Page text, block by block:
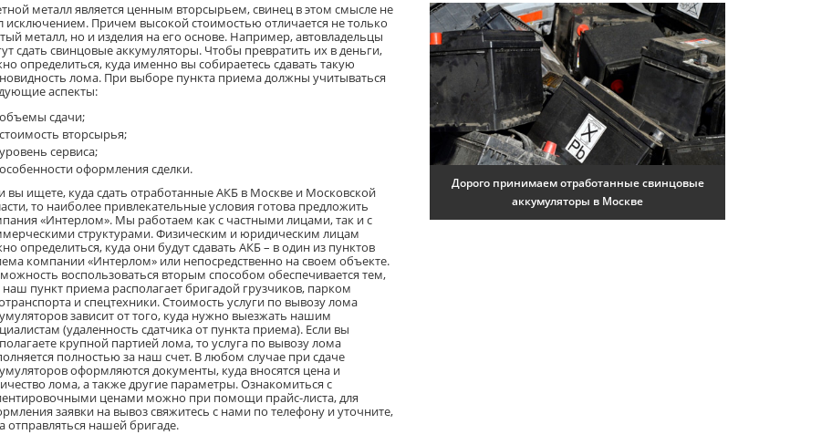
металл является ценным вторсырьем, свинец в этом смысле не
исключением. Причем высокой стоимостью отличается не только
металл, но и изделия на его основе. Например, автовладельцы
сдать свинцовые аккумуляторы. Чтобы превратить их в деньги,
определиться, куда именно вы собираетесь сдавать такую
лома. При выборе пункта приема должны учитываться
аспекты:
объемы сдачи;
стоимость вторсырья;
уровень сервиса;
особенности оформления сделки.
вы ищете, куда сдать отработанные АКБ в Москве и Московской
то наиболее привлекательные условия готова предложить
«Интерлом». Мы работаем как с частными лицами, так и с
структурами. Физическим и юридическим лицам
определиться, куда они будут сдавать АКБ – в один из пунктов
компании «Интерлом» или непосредственно на своем объекте.
воспользоваться вторым способом обеспечивается тем,
наш пункт приема располагает бригадой грузчиков, парком
и спецтехники. Стоимость услуги по вывозу лома
зависит от того, куда нужно выезжать нашим
(удаленность сдатчика от пункта приема). Если вы
крупной партией лома, то услуга по вывозу лома
полностью за наш счет. В любом случае при сдаче
оформляются документы, куда вносятся цена и
лома, а также другие параметры. Ознакомиться с
ценами можно при помощи прайс-листа, для
заявки на вывоз свяжитесь с нами по телефону и уточните,
отправляться нашей бригаде.
Дорого принимаем отработанные свинцовые
аккумуляторы в Москве